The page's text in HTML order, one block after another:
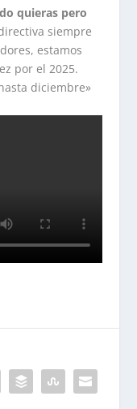
quieras pero
siempre
estamos
por el 2025.
diciembre»